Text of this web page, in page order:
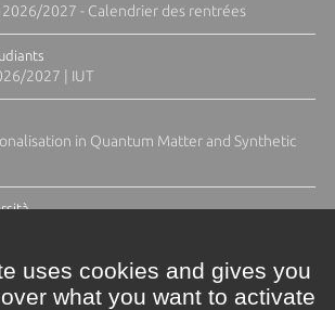
2027 - Calendrier des rentrées
2027 | IUT
in Quantum Matter and Synthetic
uses cookies and gives you
what you want to activate